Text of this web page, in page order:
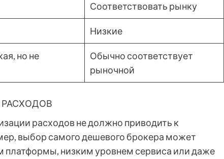
Соответствовать рынку
Низкие
но не
Обычно соответствует
рыночной
расходов не должно приводить к
выбор самого дешевого брокера может
низким уровнем сервиса или даже